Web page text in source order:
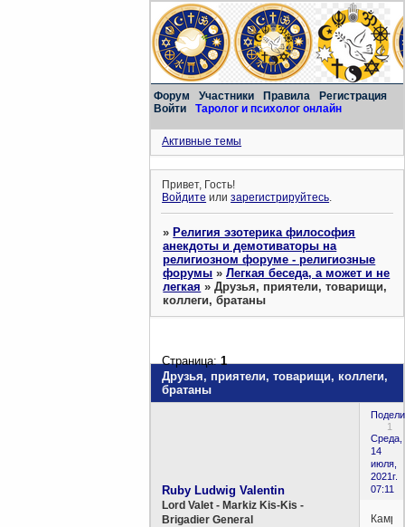
Форум Участники Правила
Регистрация
Войти
Таролог и психолог онлайн
Активные темы
Привет, Гость!
Войдите илизарегистрируйтесь.
»Религия эзотерика философия
анекдоты и демотиваторы на
религиозном форуме - религиозные
форумы »Легкая беседа, а может и не
легкая »Друзья, приятели, товарищи,
коллеги, братаны
Друзья, приятели, товарищи, коллеги,
братаны
Страница:1
1
Среда,
14
июля,
2021г.
07:11
Ruby Ludwig Valentin
Lord Valet - Markiz Kis-Kis -
Brigadier General